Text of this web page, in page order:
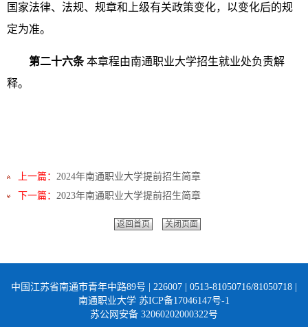
国家法律、法规、规章和上级有关政策变化，以变化后的规
定为准。
第二十六条本章程由南通职业大学招生就业处负责解
释。
上一篇： 2024年南通职业大学提前招生简章
下一篇： 2023年南通职业大学提前招生简章
返回首页 关闭页面
中国江苏省南通市青年中路89号 | 226007 | 0513-81050716/81050718 |
南通职业大学 苏ICP备17046147号-1
苏公网安备 32060202000322号